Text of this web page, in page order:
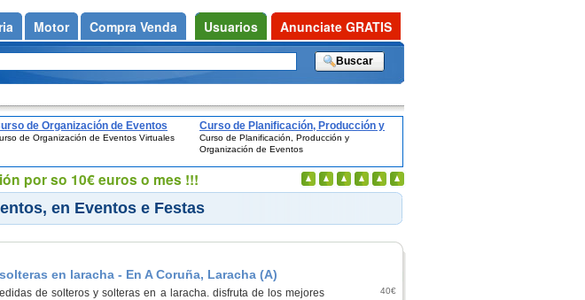
de Organización de Eventos
de Organización de Eventos Virtuales
Curso de Planificación, Producción y
Organización de Eventos
Curso de Planificación, Producción y
Organización de Eventos
en Eventos e Festas
en laracha - En A Coruña, Laracha (A)
de solteros y solteras en a laracha. disfruta de los mejores
40€
Motor Compra Venda Usuarios Anunciate GRATIS
por so 10€ euros o mes !!!